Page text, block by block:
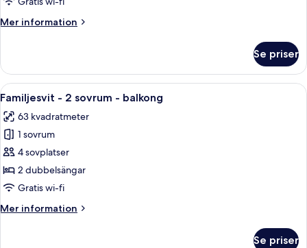
enkelsängar
Mer information
Mer
rum
2
enkelsängar
Se priser
Öppna
alla
foton
för
Familjesvit
-
2
-
Ett modernt hotellrum med en stor
5
Familjesvit - 2 sovrum - balkong
63 kvadratmeter
1 sovrum
4 sovplatser
2 dubbelsängar
Gratis wi-fi
Mer information
Mer
Se priser